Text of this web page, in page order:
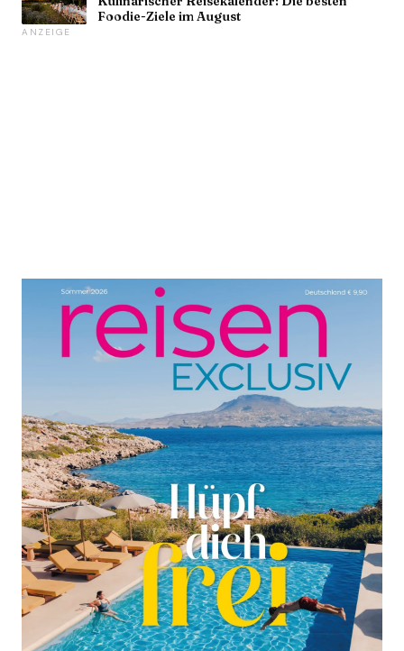
Foodie-Ziele im August
ANZEIGE